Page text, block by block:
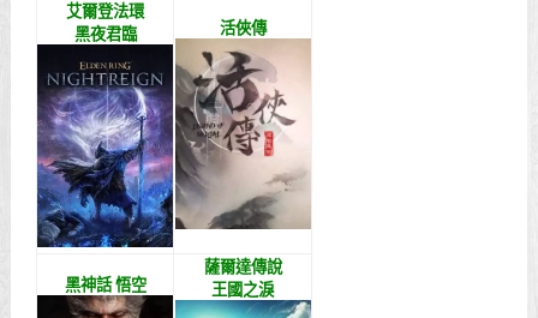
艾爾登法環
黑夜君臨
活俠傳
黑神話 悟空
薩爾達傳說
王國之淚